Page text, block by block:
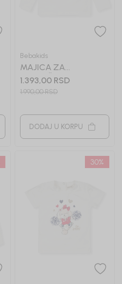
Bebakids
MAJICA ZA
DEVOJČICE MIMA
1.393,00 RSD
1.990,00RSD
DODAJ U KORPU
30%